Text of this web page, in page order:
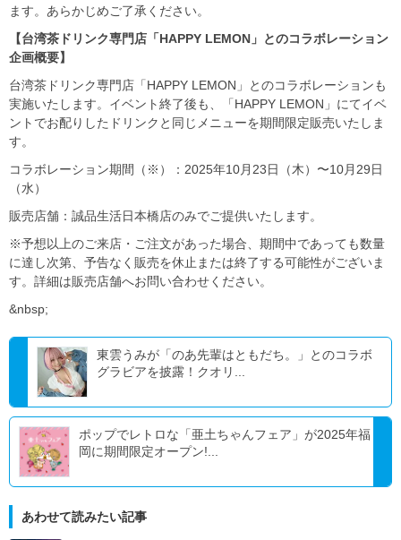
ます。あらかじめご了承ください。
【台湾茶ドリンク専門店「HAPPY LEMON」とのコラボレーション
企画概要】
台湾茶ドリンク専門店「HAPPY LEMON」とのコラボレーションも
実施いたします。イベント終了後も、「HAPPY LEMON」にてイベ
ントでお配りしたドリンクと同じメニューを期間限定販売いたしま
す。
コラボレーション期間（※）：2025年10月23日（木）〜10月29日
（水）
販売店舗：誠品生活日本橋店のみでご提供いたします。
※予想以上のご来店・ご注文があった場合、期間中であっても数量
に達し次第、予告なく販売を休止または終了する可能性がございま
す。詳細は販売店舗へお問い合わせください。
&nbsp;
東雲うみが「のあ先輩はともだち。」とのコラボ
グラビアを披露！クオリ...
ポップでレトロな「亜土ちゃんフェア」が2025年福
岡に期間限定オープン!...
あわせて読みたい記事